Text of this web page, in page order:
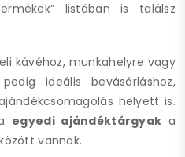
listában is találsz
kávéhoz, munkahelyre vagy
ideális bevásárláshoz,
helyett is.
egyedi ajándéktárgyak a
vannak.